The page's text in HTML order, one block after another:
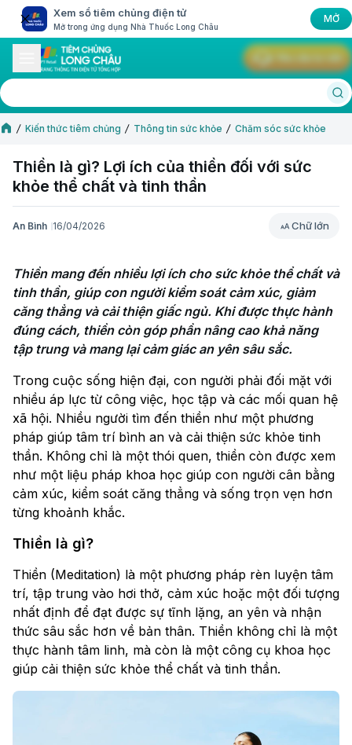
Xem sổ tiêm chủng điện tử
Mở trong ứng dụng Nhà Thuốc Long Châu
MỞ
Kiến thức tiêm chủng Thông tin sức khỏe Chăm sóc sức khỏe
Thiền là gì? Lợi ích của thiền đối với sức
khỏe thể chất và tinh thần
An Bình 16/04/2026 Chữ lớn
Chữ lớn
Thiền mang đến nhiều lợi ích cho sức khỏe thể chất và
tinh thần, giúp con người kiểm soát cảm xúc, giảm
căng thẳng và cải thiện giấc ngủ. Khi được thực hành
đúng cách, thiền còn góp phần nâng cao khả năng
tập trung và mang lại cảm giác an yên sâu sắc.
Trong cuộc sống hiện đại, con người phải đối mặt với
nhiều áp lực từ công việc, học tập và các mối quan hệ
xã hội. Nhiều người tìm đến thiền như một phương
pháp giúp tâm trí bình an và cải thiện sức khỏe tinh
thần. Không chỉ là một thói quen, thiền còn được xem
như một liệu pháp khoa học giúp con người cân bằng
cảm xúc, kiểm soát căng thẳng và sống trọn vẹn hơn
từng khoảnh khắc.
Thiền là gì?
Thiền (Meditation) là một phương pháp rèn luyện tâm
trí, tập trung vào hơi thở, cảm xúc hoặc một đối tượng
nhất định để đạt được sự tĩnh lặng, an yên và nhận
thức sâu sắc hơn về bản thân. Thiền không chỉ là một
thực hành tâm linh, mà còn là một công cụ khoa học
giúp cải thiện sức khỏe thể chất và tinh thần.